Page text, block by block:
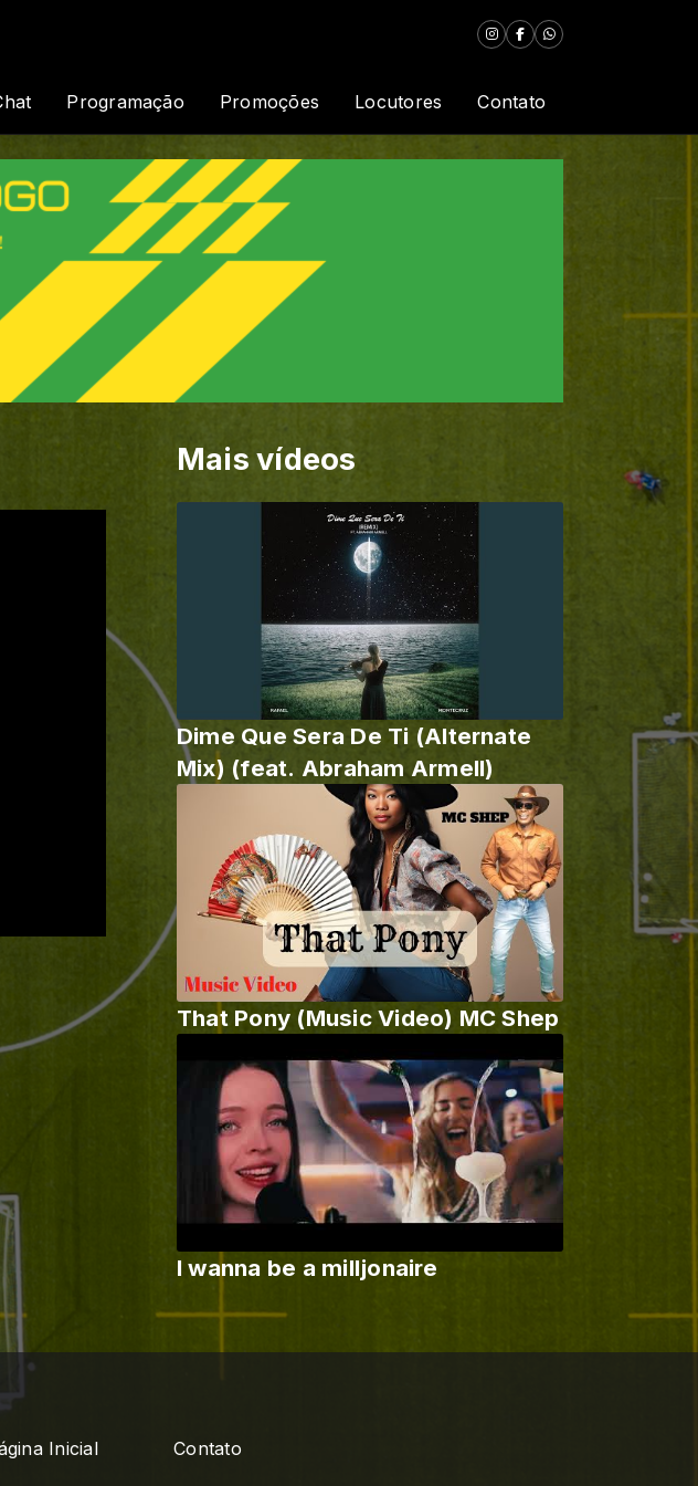
Programação Promoções Locutores Contato
Mais vídeos
Dime Que Sera De Ti (Alternate
Mix) (feat. Abraham Armell)
That Pony (Music Video) MC Shep
I wanna be a milljonaire
Inicial Contato